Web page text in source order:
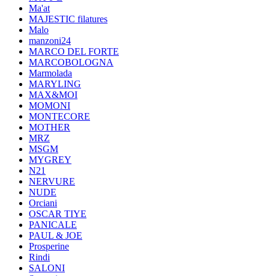
Ma'at
MAJESTIC filatures
Malo
manzoni24
MARCO DEL FORTE
MARCOBOLOGNA
Marmolada
MARYLING
MAX&MOI
MOMONI
MONTECORE
MOTHER
MRZ
MSGM
MYGREY
N21
NERVURE
NUDE
Orciani
OSCAR TIYE
PANICALE
PAUL & JOE
Prosperine
Rindi
SALONI